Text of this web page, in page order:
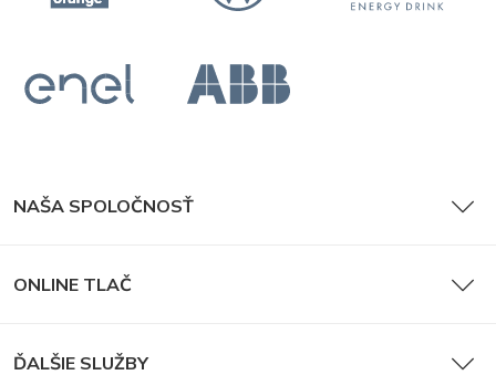
NAŠA SPOLOČNOSŤ
ONLINE TLAČ
ĎALŠIE SLUŽBY